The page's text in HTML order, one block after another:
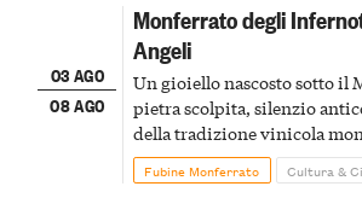
03 AGO
08 AGO
Monferrato degli
Angeli
Un gioiello nascosto sotto il
pietra scolpita, silenzio
della tradizione vinicola
Fubine Monferrato Cultura &